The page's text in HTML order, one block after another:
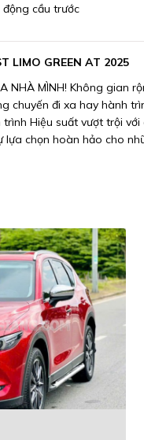
cầu trước
LIMO GREEN AT 2025
NHÀ MÌNH! Không
chuyến đi xa hay hành
Hiệu suất vượt trội
lựa chọn hoàn hảo cho